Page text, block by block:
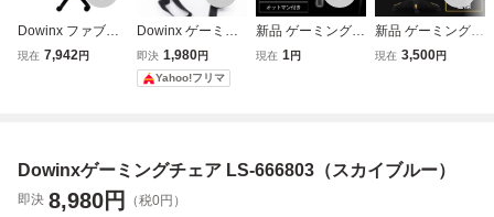
Dowinx ファブリ
ック ゲーミングチ
現在 7,942円
Dowinx ゲーミン
グチェア ランバー
サポート マッサー
ジ振動機能付クッ
即決 1,980円
Yahoo!フリマ
新品 ゲーミングチ
ェア オフィスチェ
現在 1円
新品 ゲーミングチ
ェア オフィスチェ
現在 3,500円
Dowinxゲーミングチェア LS-666803（スカイブルー）
即決 8,980円
（税0円）